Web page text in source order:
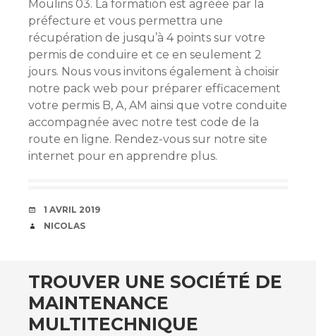
Moulins 03. La formation est agréée par la
préfecture et vous permettra une
récupération de jusqu’à 4 points sur votre
permis de conduire et ce en seulement 2
jours. Nous vous invitons également à choisir
notre pack web pour préparer efficacement
votre permis B, A, AM ainsi que votre conduite
accompagnée avec notre test code de la
route en ligne. Rendez-vous sur notre site
internet pour en apprendre plus.
DATE
1 AVRIL 2019
AUTEUR
NICOLAS
TROUVER UNE SOCIÉTÉ DE
MAINTENANCE
MULTITECHNIQUE